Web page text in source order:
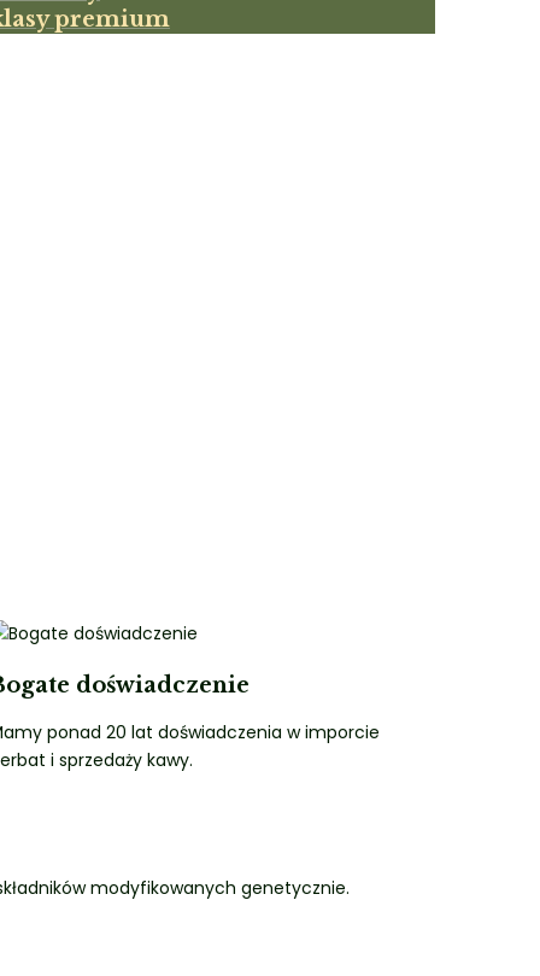
premium
doświadczenie
ponad 20 lat doświadczenia w imporcie
i sprzedaży kawy.
modyfikowanych genetycznie.